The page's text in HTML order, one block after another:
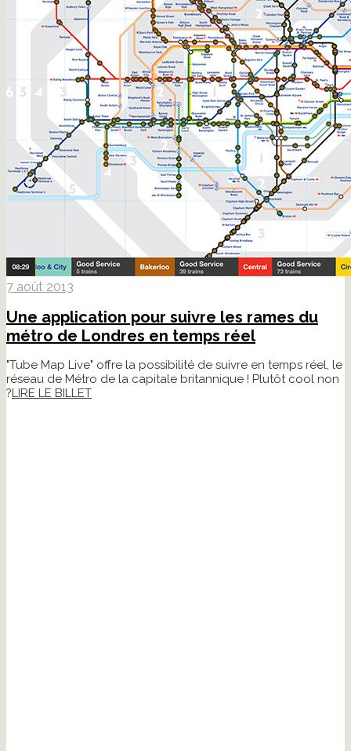
7 août 2013
Une application pour suivre les rames du
métro de Londres en temps réel
"Tube Map Live" offre la possibilité de suivre en temps réel, le
réseau de Métro de la capitale britannique ! Plutôt cool non
?LIRE LE BILLET